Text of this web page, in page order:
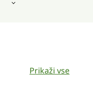
Prikaži vse